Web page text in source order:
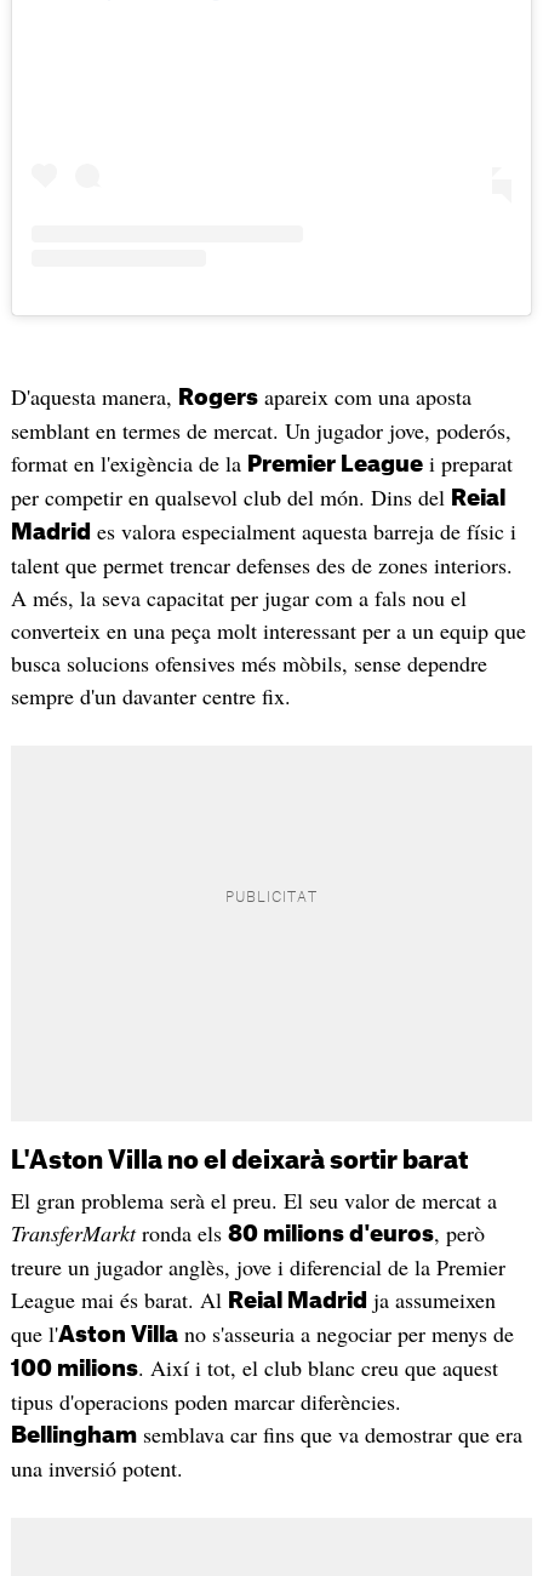
D'aquesta manera, Rogersapareix com una aposta
semblant en termes de mercat. Un jugador jove, poderós,
format en l'exigència de la Premier Leaguei preparat
per competir en qualsevol club del món. Dins del Reial
Madrid es valora especialment aquesta barreja de físic i
talent que permet trencar defenses des de zones interiors.
A més, la seva capacitat per jugar com a fals nou el
converteix en una peça molt interessant per a un equip que
busca solucions ofensives més mòbils, sense dependre
sempre d'un davanter centre fix.
L'Aston Villa no el deixarà sortir barat
El gran problema serà el preu. El seu valor de mercat a
TransferMarktronda els 80 milions d'euros, però
treure un jugador anglès, jove i diferencial de la Premier
League mai és barat. Al Reial Madrid ja assumeixen
que l'Aston Villano s'asseuria a negociar per menys de
100 milions. Així i tot, el club blanc creu que aquest
tipus d'operacions poden marcar diferències.
Bellinghamsemblava car fins que va demostrar que era
una inversió potent.